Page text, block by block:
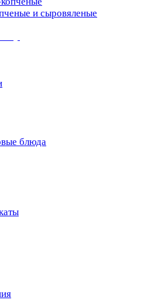
и сыровяленые
блюда